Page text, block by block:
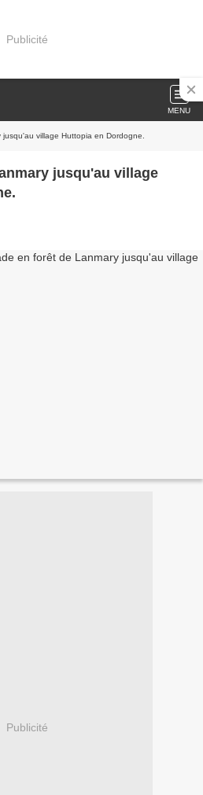
Publicité
MENU
village Huttopia en Dordogne.
jusqu'au village
Publicité